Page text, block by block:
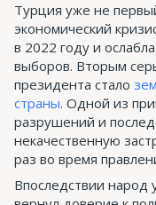
Турция уже не
экономический
в 2022 году и
выборов. Вторым
президента стало
страны. Одной из
разрушений и
некачественную
раз во время
Впоследствии народ